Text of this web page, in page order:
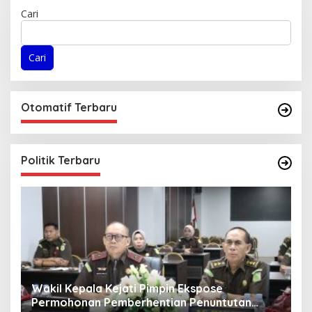
Cari
Cari
Otomatif Terbaru
Politik Terbaru
Wakil Kepala Kejati Pimpin Ekspose
Permohonan Pemberhentian Penuntutan